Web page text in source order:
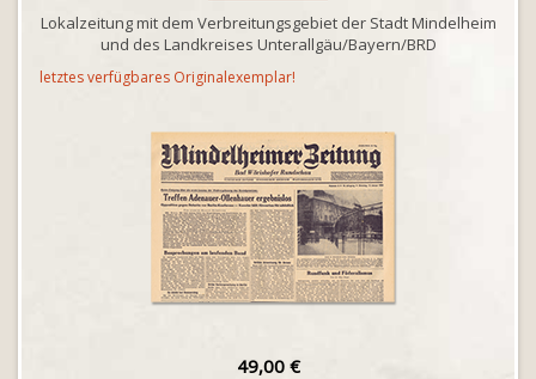
Lokalzeitung mit dem Verbreitungsgebiet der Stadt Mindelheim
und des Landkreises Unterallgäu/Bayern/BRD
letztes verfügbares Originalexemplar!
49,00 €